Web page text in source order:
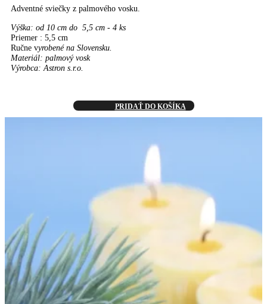
Adventné sviečky z palmového vosku.
Výška: od 10 cm do 5,5 cm - 4 ks
Priemer : 5,5 cm
Ručne vyrobené na Slovensku.
Materiál: palmový vosk
Výrobca: Astron s.r.o.
PRIDAŤ DO KOŠÍKA